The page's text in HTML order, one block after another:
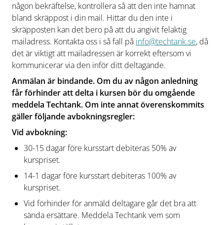
någon bekräftelse, kontrollera så att den inte hamnat
bland skräppost i din mail. Hittar du den inte i
skräpposten kan det bero på att du angivit felaktig
mailadress. Kontakta oss i så fall på info@techtank.se, då
det är viktigt att mailadressen är korrekt eftersom vi
kommunicerar via den inför ditt deltagande.
Anmälan är bindande. Om du av någon anledning
får förhinder att delta i kursen bör du omgående
meddela Techtank. Om inte annat överenskommits
gäller följande avbokningsregler:
Vid avbokning:
30-15 dagar före kursstart debiteras 50% av
kurspriset.
14-1 dagar före kursstart debiteras 100% av
kurspriset.
Vid förhinder för anmäld deltagare går det bra att
sända ersättare. Meddela Techtank vem som